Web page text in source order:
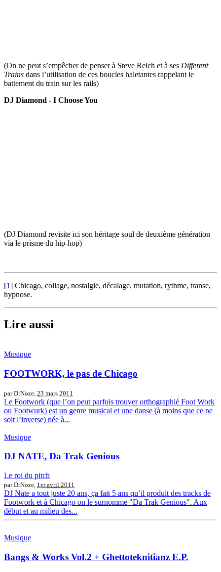
(On ne peut s’empêcher de penser à Steve Reich et à ses Different
Trains dans l’utilisation de ces boucles haletantes rappelant le
battement du train sur les rails)
DJ Diamond - I Choose You
(DJ Diamond revisite ici son héritage soul de deuxième génération
via le prisme du hip-hop)
[1] Chicago, collage, nostalgie, décalage, mutation, rythme, transe,
hypnose.
Lire aussi
Musique
FOOTWORK, le pas de Chicago
par DrNoze, 23 mars 2011
Le Footwork (que l’on peut parfois trouver orthographié Foot Work
ou Footwurk) est un genre musical et une danse (à moins que ce ne
soit l’inverse) née à...
Musique
DJ NATE, Da Trak Genious
Le roi du pitch
par DrNoze, 1er avril 2011
DJ Nate a tout juste 20 ans, ça fait 5 ans qu’il produit des tracks de
Footwork et à Chicago on le surnomme "Da Trak Genious". Aux
début et au milieu des...
Musique
Bangs & Works Vol.2 + Ghettoteknitianz E.P.